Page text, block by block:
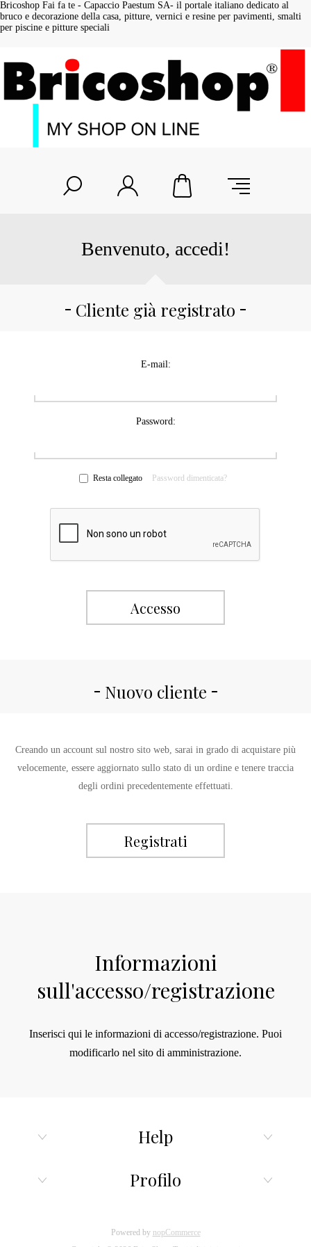
Bricoshop Fai fa te - Capaccio Paestum SA- il portale italiano dedicato al
bruco e decorazione della casa, pitture, vernici e resine per pavimenti, smalti
per piscine e pitture speciali
Benvenuto, accedi!
Cliente già registrato
E-mail:
Password:
Resta collegato Password dimenticata?
Nuovo cliente
Creando un account sul nostro sito web, sarai in grado di acquistare più
velocemente, essere aggiornato sullo stato di un ordine e tenere traccia
degli ordini precedentemente effettuati.
Informazioni
sull'accesso/registrazione
Inserisci qui le informazioni di accesso/registrazione. Puoi
modificarlo nel sito di amministrazione.
Help
Profilo
Powered by nopCommerce